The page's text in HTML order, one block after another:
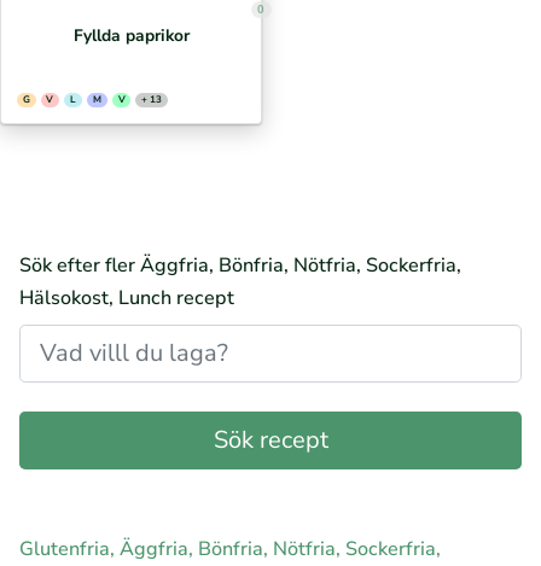
0
Fyllda paprikor
G V L M V + 13
Sök efter fler Äggfria, Bönfria, Nötfria, Sockerfria,
Hälsokost, Lunch recept
Glutenfria, Äggfria, Bönfria, Nötfria, Sockerfria,